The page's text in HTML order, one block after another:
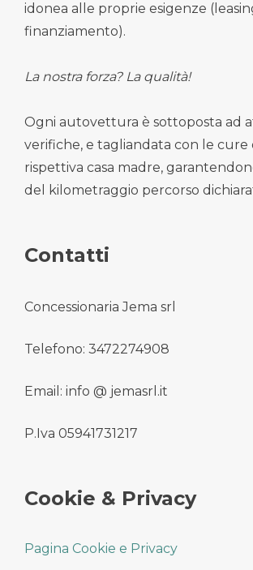
idonea alle proprie esigenze
finanziamento).
La nostra forza? La qualità!
Ogni autovettura è sottoposta ad
verifiche, e tagliandata con le cure
rispettiva casa madre,
del kilometraggio percorso
Contatti
Concessionaria Jema srl
Telefono: 3472274908
Email: info @ jemasrl.it
P.Iva 05941731217
Cookie & Privacy
Pagina Cookie e Privacy